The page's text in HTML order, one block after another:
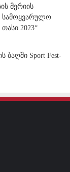
მერიის
სამოყვარულო
2023“
ბაღში Sport Fest-